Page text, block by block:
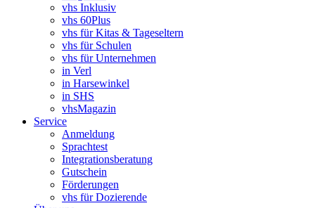
vhs Inklusiv
vhs 60Plus
vhs für Kitas & Tageseltern
vhs für Schulen
vhs für Unternehmen
in Verl
in Harsewinkel
in SHS
vhsMagazin
Service
Anmeldung
Sprachtest
Integrationsberatung
Gutschein
Förderungen
vhs für Dozierende